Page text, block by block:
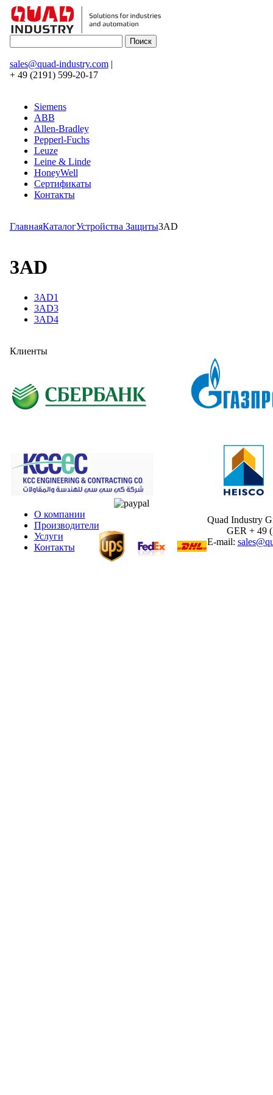
sales@quad-industry.com|
+ 49 (2191) 599-20-17
Siemens
ABB
Allen-Bradley
Pepperl-Fuchs
Leuze
Leine & Linde
HoneyWell
Сертификаты
Контакты
ГлавнаяКаталогУстройства Защиты3AD
3AD
3AD1
3AD3
3AD4
Клиенты
О компании
Производители
Услуги
Контакты
Quad Industry
GER + 49
E-mail: